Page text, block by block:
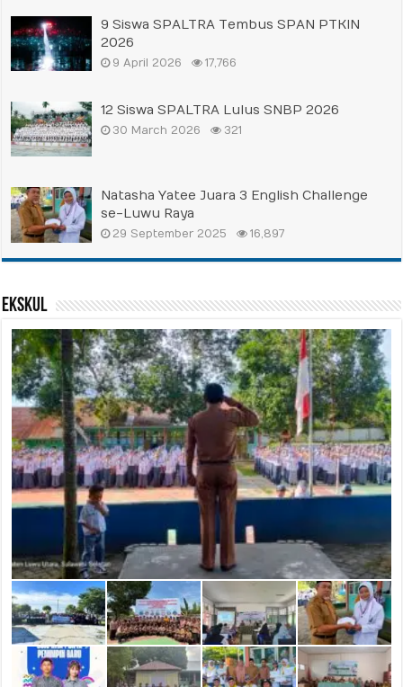
9 Siswa SPALTRA Tembus SPAN PTKIN
2026
9 April 2026 17,766
12 Siswa SPALTRA Lulus SNBP 2026
30 March 2026 321
Natasha Yatee Juara 3 English Challenge
se-Luwu Raya
29 September 2025 16,897
Ekskul